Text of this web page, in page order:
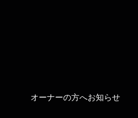
オーナーの方へお知らせ